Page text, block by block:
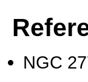
NGC